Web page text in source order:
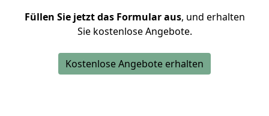
Füllen Sie jetzt das Formular aus, und erhalten
Sie kostenlose Angebote.
Kostenlose Angebote erhalten